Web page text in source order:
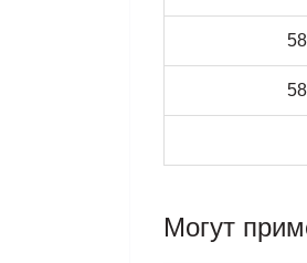
Могут